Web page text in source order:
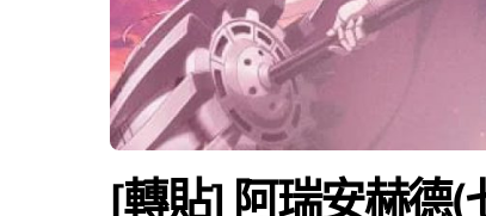
[轉貼] 阿瑞安赫德(